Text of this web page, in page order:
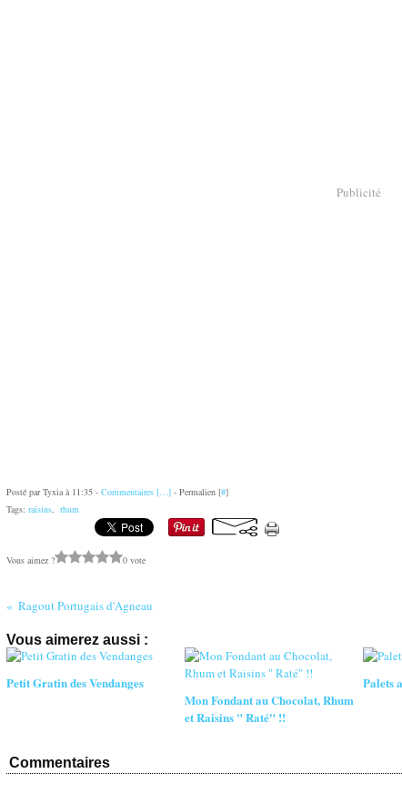
Publicité
Posté par Tyxia à 11:35 - Commentaires […]- Permalien [#]
Tags: raisins, rhum
Vous aimez ? 0 vote
Ragout Portugais d'Agneau
Vous aimerez aussi :
Petit Gratin des Vendanges
Mon Fondant au Chocolat, Rhum
et Raisins " Raté" !!
Palets
Commentaires